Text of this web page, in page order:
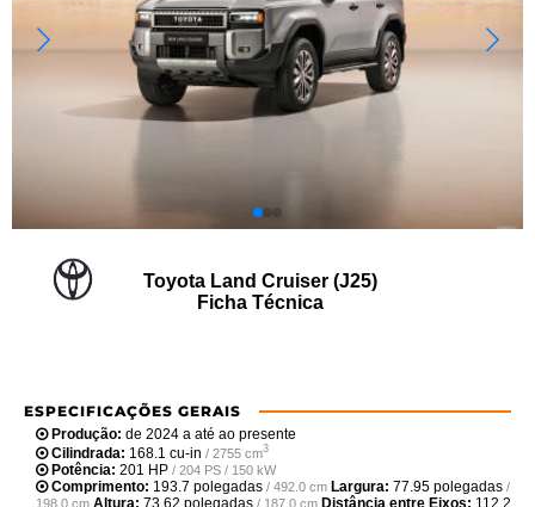
Toyota Land Cruiser (J25)
Ficha Técnica
ESPECIFICAÇÕES GERAIS
Produção: de 2024 a até ao presente
Cilindrada: 168.1 cu-in / 2755 cm3
Potência: 201 HP / 204 PS / 150 kW
Comprimento: 193.7 polegadas / 492.0 cm Largura: 77.95 polegadas /
198.0 cm Altura: 73.62 polegadas / 187.0 cm Distância entre Eixos: 112.2